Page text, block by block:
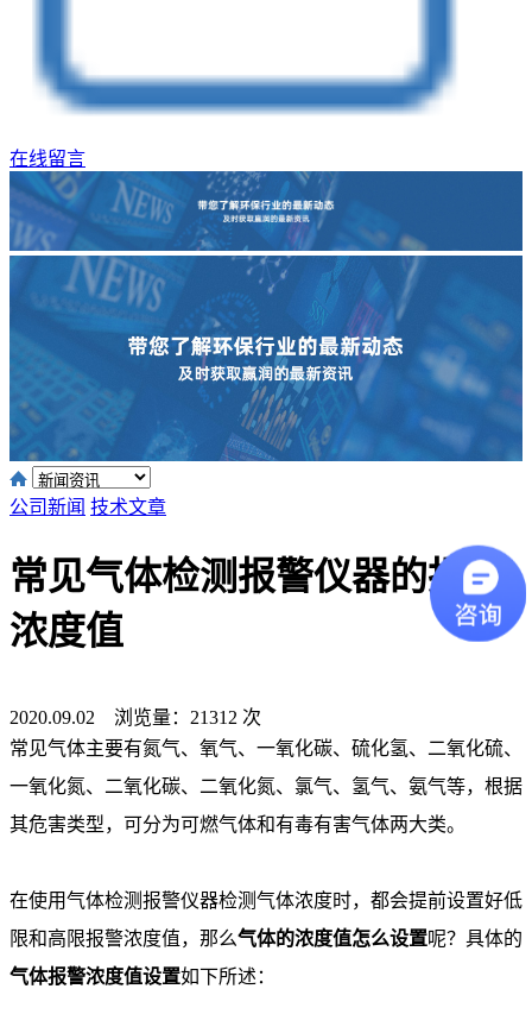
在线留言
公司新闻 技术文章
常见气体检测报警仪器的报警
浓度值
2020.09.02 浏览量：21312 次
常见气体主要有氮气、氧气、一氧化碳、硫化氢、二氧化硫、
一氧化氮、二氧化碳、二氧化氮、氯气、氢气、氨气等，根据
其危害类型，可分为可燃气体和有毒有害气体两大类。
在使用气体检测报警仪器检测气体浓度时，都会提前设置好低
限和高限报警浓度值，那么气体的浓度值怎么设置呢？具体的
气体报警浓度值设置如下所述：